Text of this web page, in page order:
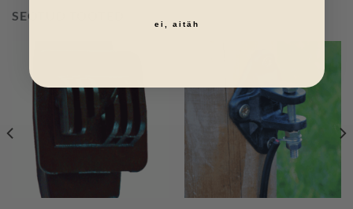
SEOTUD TOOTED
ei, aitäh